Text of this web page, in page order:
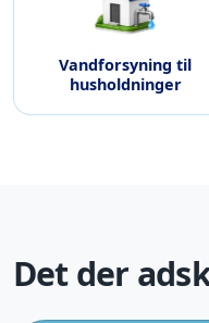
Vandforsyning til
husholdninger
Det der